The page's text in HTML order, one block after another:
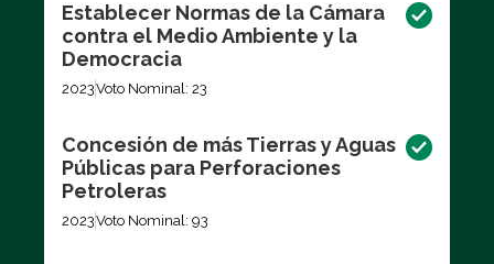
Establecer Normas de la Cámara
contra el Medio Ambiente y la
Democracia
2023Voto Nominal: 23
Concesión de más Tierras y Aguas
Públicas para Perforaciones
Petroleras
2023Voto Nominal: 93